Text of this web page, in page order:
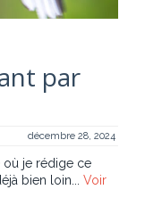
par
décembre 28, 2024
je rédige ce
bien loin... Voir